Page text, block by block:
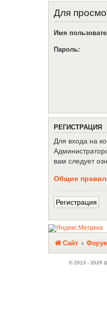
Для
Имя
Пароль:
РЕГИСТРАЦИЯ
Для входа на
вам следует
Общие
Регистрация
Сайт
Связаться с
© 2013 - 2026